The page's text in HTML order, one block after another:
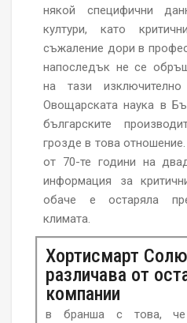
някой специфични
култури, като
съжаление дори в
напоследък не се
на тази
Oвощарската наука в
българските
грозде в това
от 70-те години на
информация за
обаче е остаряла
климата.
Хортисмарт
различава от
компании
в бранша с това,